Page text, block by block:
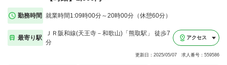
勤務時間 就業時間1:09時00分～20時00分（休憩60分）
最寄り駅
ＪＲ阪和線(天王寺－和歌山)「熊取駅」 徒歩7
分
アクセス
更新日：2025/05/07 求人番号：559586